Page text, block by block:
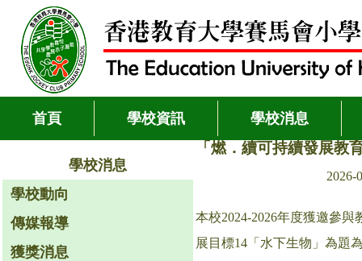
首頁 學校資訊 學校消息
學校消息
學校動向
傳媒報導
獲獎消息
「燃．續可持續發展教
2026-
本校2024-2026年度獲邀參
展目標14「水下生物」為題